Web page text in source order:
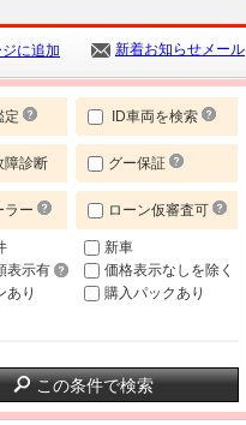
に追加 新着お知らせメール
定 ID車両を検索
障診断 グー保証
ラー ローン仮審査可
表示有
あり
新車
価格表示なしを除く
購入パックあり
この条件で検索